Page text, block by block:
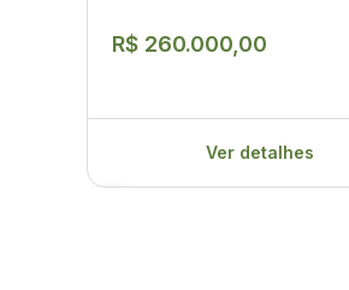
R$ 260.000,00
Ver detalhes